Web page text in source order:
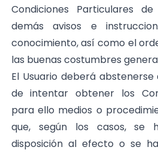
Condiciones Particulares
demás avisos e
conocimiento, así como el
las buenas costumbres
El Usuario deberá
de intentar obtener los
para ello medios o
que, según los casos, se
disposición al efecto o se